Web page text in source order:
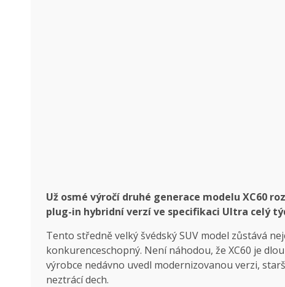
Už osmé výročí druhé generace modelu XC60
plug-in hybridní verzí ve specifikaci Ultra celý
Tento středně velký švédský SUV model zůstává
konkurenceschopný. Není náhodou, že XC60 je
výrobce nedávno uvedl modernizovanou verzi,
neztrácí dech.